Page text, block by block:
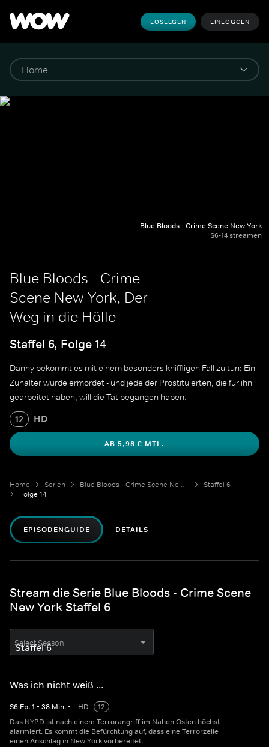
LOSLEGEN EINLOGGEN
Blue Bloods - Crime Scene New York
S6-14 streamen
Blue Bloods - Crime
Scene New York, Der
Weg in die Hölle
Staffel 6, Folge 14
Danny bekommt es mit einem besonders kniffligen Fall zu tun: Ein
Zuhälter wurde ermordet - und jede der Prostituierten, die für ihn
gearbeitet haben, will die Tat begangen haben.
12 HD
AB 5,98 € MTL.
Home Serien Blue Bloods - Crime Scene New York
Staffel 6
Folge 14
EPISODENGUIDE DETAILS
Stream die Serie Blue Bloods - Crime Scene
New York Staffel 6
Select Season
Was ich nicht weiß ...
S6 Ep.1 • 38 Min. • HD
12
Das NYPD ist nach einem Terrorangriff im Nahen Osten höchst
alarmiert. Es kommt die Befürchtung auf, dass eine Terrorzelle
einen Anschlag in New York vorbereitet.